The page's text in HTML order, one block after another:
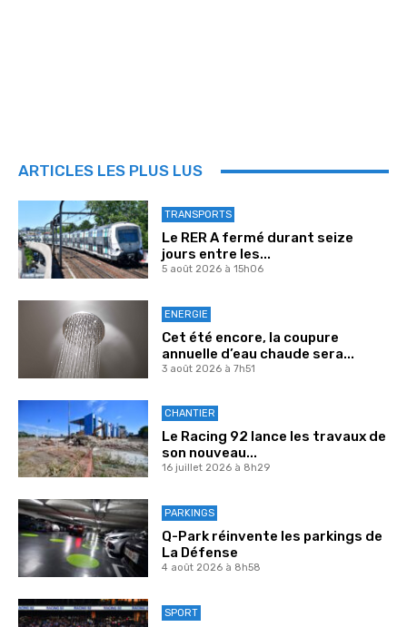
ARTICLES LES PLUS LUS
TRANSPORTS
Le RER A fermé durant seize
jours entre les...
5 août 2026 à 15h06
ENERGIE
Cet été encore, la coupure
annuelle d’eau chaude sera...
3 août 2026 à 7h51
CHANTIER
Le Racing 92 lance les travaux de
son nouveau...
16 juillet 2026 à 8h29
PARKINGS
Q-Park réinvente les parkings de
La Défense
4 août 2026 à 8h58
SPORT